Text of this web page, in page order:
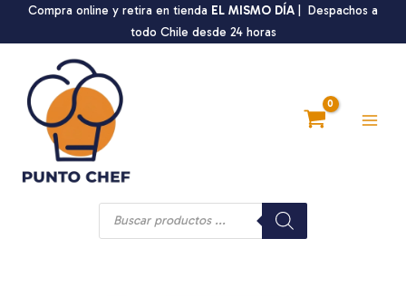
Compra online y retira en tienda EL MISMO DÍA | Despachos a
todo Chile desde 24 horas
Búsqueda